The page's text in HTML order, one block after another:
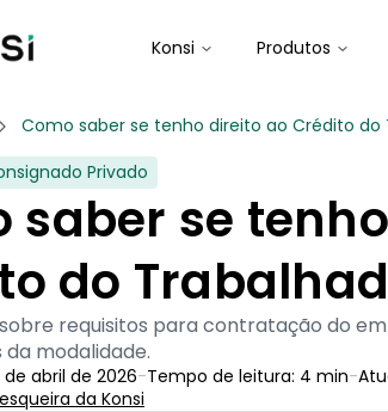
Konsi Produtos
Como saber se tenho direito ao Crédito do
Privado
saber se
do
requisitos para contratação do
da modalidade.
de abril de 2026-Tempo de leitura: 4 min-
da Konsi